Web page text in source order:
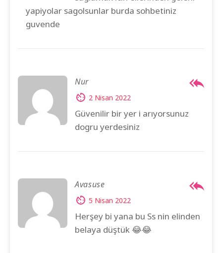
yapiyolar sagolsunlar burda sohbetiniz
guvende
Nur
2 Nisan 2022
Güvenilir bir yer i arıyorsunuz
dogru yerdesiniz
Avasuse
5 Nisan 2022
Herşey bi yana bu Ss nin elinden
belaya düştük 😂😂